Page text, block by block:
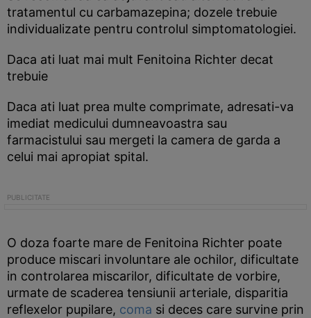
tratamentul cu carbamazepina; dozele trebuie
individualizate pentru controlul simptomatologiei.
Daca ati luat mai mult Fenitoina Richter decat
trebuie
Daca ati luat prea multe comprimate, adresati-va
imediat medicului dumneavoastra sau
farmacistului sau mergeti la camera de garda a
celui mai apropiat spital.
O doza foarte mare de Fenitoina Richter poate
produce miscari involuntare ale ochilor, dificultate
in controlarea miscarilor, dificultate de vorbire,
urmate de scaderea tensiunii arteriale, disparitia
reflexelor pupilare, coma si deces care survine prin